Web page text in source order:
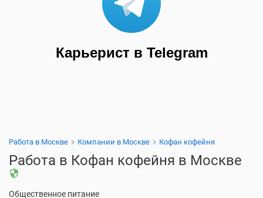
Карьерист в Telegram
Работа в Москве Компании в Москве Кофан кофейня
Работа в Кофан кофейня в Москве
security
Общественное питание